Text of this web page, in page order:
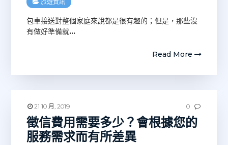
旅遊資訊
包車接送對整個家庭來說都是很有趣的；但是，那些沒
有做好準備就…
Read More
21 10 月, 2019 0
徵信費用需要多少？會根據您的
服務需求而有所差異